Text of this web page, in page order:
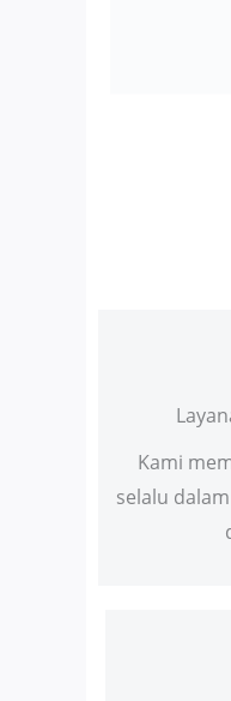
Kami
selalu